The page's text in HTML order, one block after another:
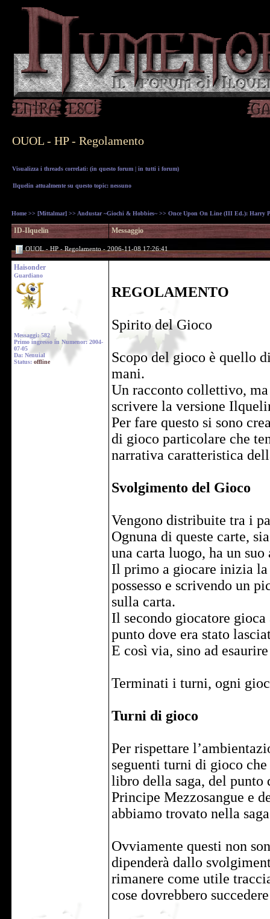
OUOL - HP - Regolamento
Visualizza i threads correlati: (in questo forum | in tutti i forum)
Ilquelin attualmente su questo topic: nessuno
Home >> [Mittalmar] >> Andustar ~Giochi & Hobbies~ >> Once Upon On Line (III Ed.): Harry
ID-Ilquelin Messaggio
OUOL - HP - Regolamento - 2006-11-08 17:26:41
Haisonder
Guardiano
Messaggi: 582
Primo ingresso in Numenor: 2004-
07-05
Da: Nenuial
Status: offline
REGOLAMENTO
Spirito del Gioco
Scopo del gioco è quello
mani.
Un racconto collettivo,
scrivere la versione
Per fare questo si sono
di gioco particolare che
narrativa caratteristica
Svolgimento del Gioco
Vengono distribuite tra i
Ognuna di queste carte,
una carta luogo, ha un
Il primo a giocare inizia la
possesso e scrivendo un
sulla carta.
Il secondo giocatore
punto dove era stato
E così via, sino ad
Terminati i turni, ogni
Turni di gioco
Per rispettare
seguenti turni di gioco
libro della saga, del
Principe Mezzosangue e
abbiamo trovato nella saga
Ovviamente questi non
dipenderà dallo
rimanere come utile
cose dovrebbero